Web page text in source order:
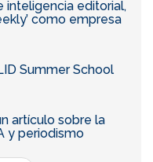
inteligencia editorial,
como empresa
Summer School
artículo sobre la
y periodismo